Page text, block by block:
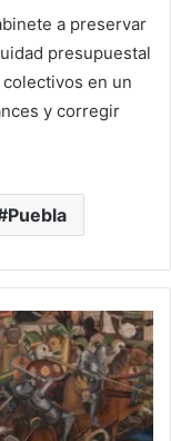
a preservar
presupuestal
en un
y corregir
Puebla